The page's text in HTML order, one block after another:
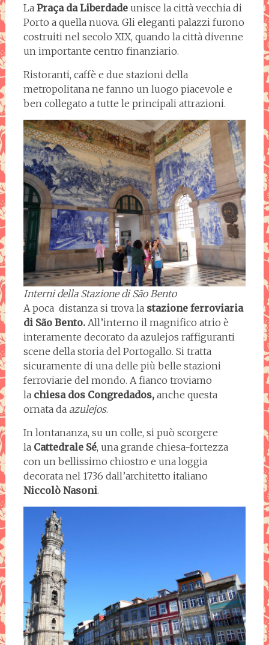
La Praça da Liberdade unisce la città vecchia di
Porto a quella nuova. Gli eleganti palazzi furono
costruiti nel secolo XIX, quando la città divenne
un importante centro finanziario.
Ristoranti, caffè e due stazioni della
metropolitana ne fanno un luogo piacevole e
ben collegato a tutte le principali attrazioni.
Interni della Stazione di São Bento
A poca distanza si trova la stazione ferroviaria
di São Bento. All’interno il magnifico atrio è
interamente decorato da azulejos raffiguranti
scene della storia del Portogallo. Si tratta
sicuramente di una delle più belle stazioni
ferroviarie del mondo. A fianco troviamo
la chiesa dos Congredados, anche questa
ornata daazulejos.
In lontananza, su un colle, si può scorgere
la Cattedrale Sé, una grande chiesa-fortezza
con un bellissimo chiostro e una loggia
decorata nel 1736 dall’architetto italiano
Niccolò Nasoni.